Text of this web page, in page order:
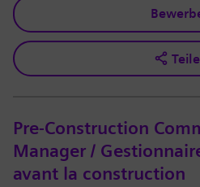
Pre-Construction
Manager /
avant la construction